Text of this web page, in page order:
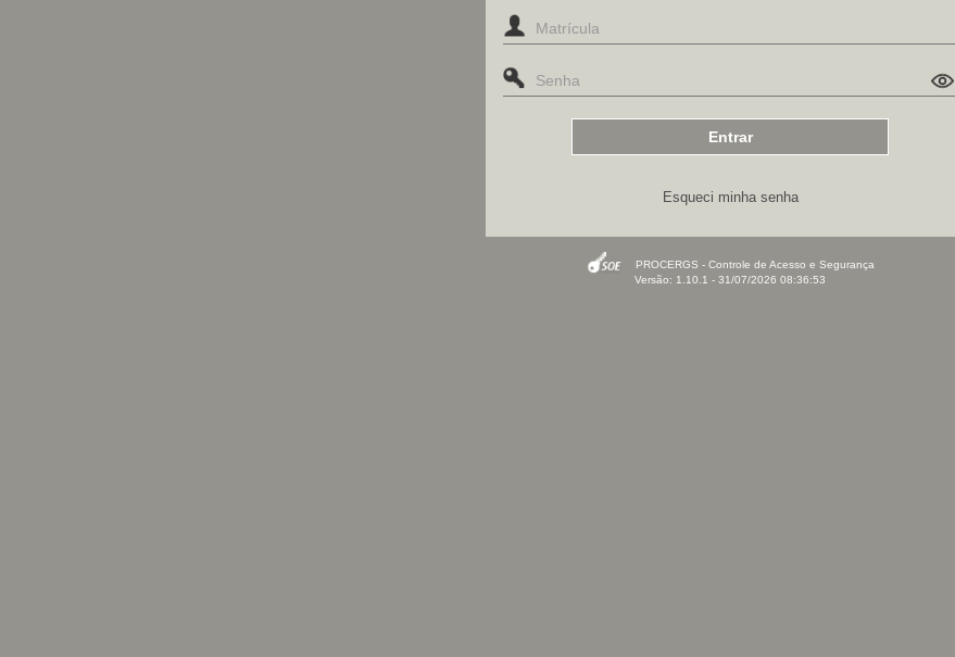
Esqueci minha senha
PROCERGS - Controle de Acesso e Segurança
Versão: 1.10.1 - 31/07/2026 08:36:53